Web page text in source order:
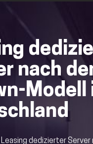
nach
Modell
dedizierter Server